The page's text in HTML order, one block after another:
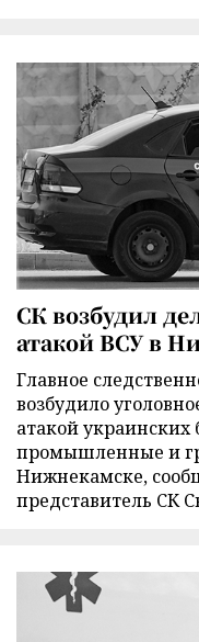
СК возбудил
атакой ВСУ в
Главное
возбудило
атакой украинских
промышленные и
Нижнекамске,
представитель СК